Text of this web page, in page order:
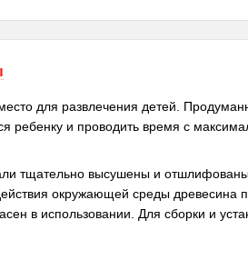
для развлечения детей.
ребенку и проводить время с
тщательно высушены и
окружающей среды древесина
в использовании. Для сборки и